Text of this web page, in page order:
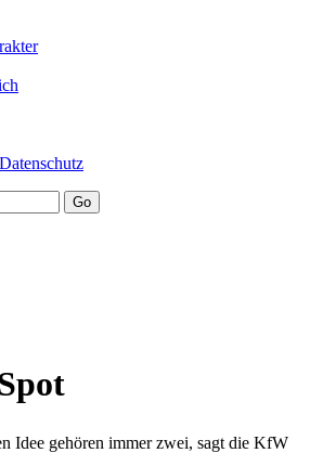
Idee gehören immer zwei, sagt die KfW